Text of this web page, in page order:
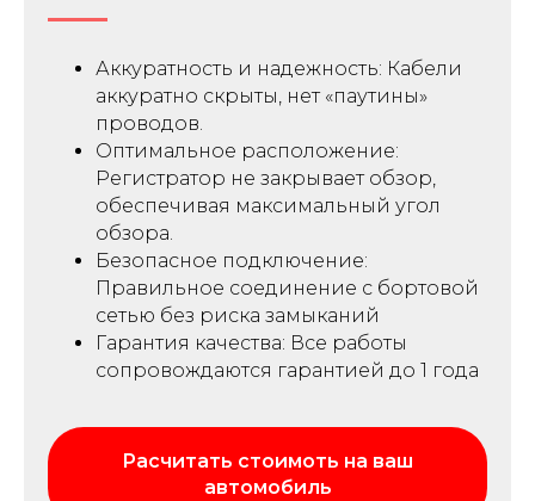
Аккуратность и надежность: Кабели
аккуратно скрыты, нет «паутины»
проводов.
Оптимальное расположение:
Регистратор не закрывает обзор,
обеспечивая максимальный угол
обзора.
Безопасное подключение:
Правильное соединение с бортовой
сетью без риска замыканий
Гарантия качества: Все работы
сопровождаются гарантией до 1 года
Расчитать стоимоть на ваш
автомобиль